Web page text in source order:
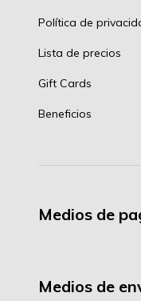
Política de
Lista de precios
Gift Cards
Beneficios
Medios de
Medios de